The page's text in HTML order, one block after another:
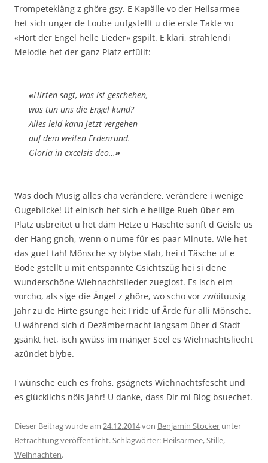
Trompetekläng z ghöre gsy. E Kapälle vo der Heilsarmee
het sich unger de Loube uufgstellt u die erste Takte vo
«Hört der Engel helle Lieder» gspilt. E klari, strahlendi
Melodie het der ganz Platz erfüllt:
«Hirten sagt, was ist geschehen,
was tun uns die Engel kund?
Alles leid kann jetzt vergehen
auf dem weiten Erdenrund.
Gloria in excelsis deo…»
Was doch Musig alles cha verändere, verändere i wenige
Ougeblicke! Uf einisch het sich e heilige Rueh über em
Platz usbreitet u het däm Hetze u Haschte sanft d Geisle us
der Hang gnoh, wenn o nume für es paar Minute. Wie het
das guet tah! Mönsche sy blybe stah, hei d Täsche uf e
Bode gstellt u mit entspannte Gsichtszüg hei si dene
wunderschöne Wiehnachtslieder zueglost. Es isch eim
vorcho, als sige die Ängel z ghöre, wo scho vor zwöituusig
Jahr zu de Hirte gsunge hei: Fride uf Ärde für alli Mönsche.
U während sich d Dezämbernacht langsam über d Stadt
gsänkt het, isch gwüss im mänger Seel es Wiehnachtsliecht
azündet blybe.
I wünsche euch es frohs, gsägnets Wiehnachtsfescht und
es glücklichs nöis Jahr! U danke, dass Dir mi Blog bsuechet.
Dieser Beitrag wurde am 24.12.2014von Benjamin Stocker unter
Betrachtungveröffentlicht. Schlagwörter: Heilsarmee,Stille,
Weihnachten.